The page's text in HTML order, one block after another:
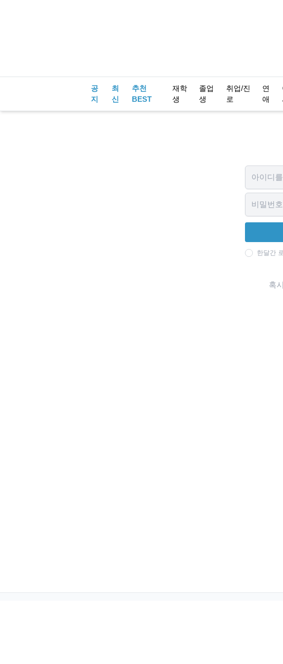
공
지
최
신
추천
BEST
재학
생
졸업
생
취업/진
로
연
애
한달간
혹